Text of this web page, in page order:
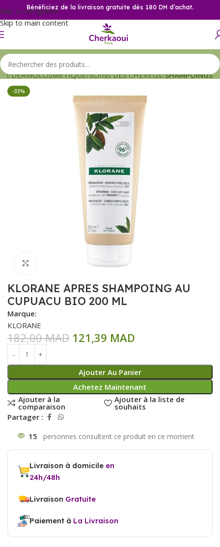
Skip to navigation
Skip to main content
Bénéficiez de la livraison gratuite dès 180 DH d’achat.
DERMOCOSMETIQUE SOINS DES CHEVEUX SHAMPOINGS
-33%
KLORANE APRES SHAMPOING AU
CUPUACU BIO 200 ML
Marque:
KLORANE
182,00MAD 121,39 MAD
Ajouter Au Panier
Achetez Maintenant
Ajouter à la
comparaison
Ajouter à la liste de
souhaits
Partager :
15
Livraison à domicile en
24h/48h
Livraison Gratuite
Paiement à La Livraison